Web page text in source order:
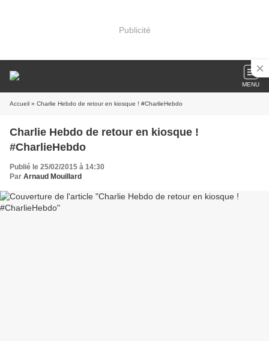
Publicité
MENU
Accueil » Charlie Hebdo de retour en kiosque ! #CharlieHebdo
Charlie Hebdo de retour en kiosque !
#CharlieHebdo
Publié le 25/02/2015 à 14:30
Par Arnaud Mouillard